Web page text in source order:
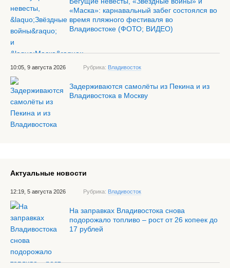
«Маска»: карнавальный забег состоялся во
время пляжного фестиваля во
Владивостоке (ФОТО; ВИДЕО)
10:05, 9 августа 2026 Рубрика: Владивосток
Задерживаются самолёты из Пекина и из
Владивостока в Москву
Актуальные новости
12:19, 5 августа 2026 Рубрика: Владивосток
На заправках Владивостока снова
подорожало топливо – рост от 26 копеек до
17 рублей